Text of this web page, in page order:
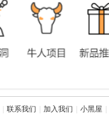
联系我们 加入我们 小黑屋